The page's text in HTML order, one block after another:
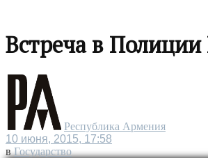
Встреча в
Республика Армения
10 июня, 2015, 17:58
в Государство